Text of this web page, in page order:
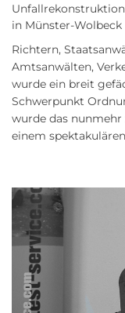
in Münster-Wolbeck
Richtern,
Amtsanwälten,
wurde ein breit
Schwerpunkt
wurde das
einem